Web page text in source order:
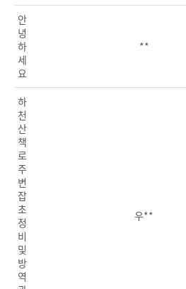
안
녕
하
세
요
**
하
천
산
책
로
주
변
잡
초
정
비
및
방
역
우**